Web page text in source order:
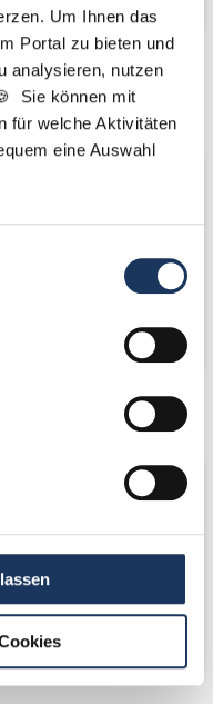
Um Ihnen das
Portal zu bieten und
analysieren, nutzen
Sie können mit
für welche Aktivitäten
eine Auswahl
Kooperations-
Partner
Netzwerk-Partner